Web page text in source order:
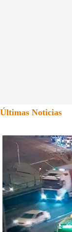
Últimas Noticias